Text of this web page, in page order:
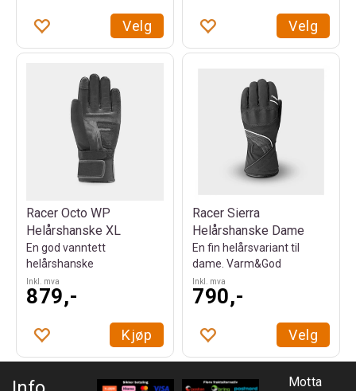
Velg Velg
Racer Octo WP
Helårshanske XL
En god vanntett
helårshanske
Inkl. mva
879,-
Kjøp
Racer Sierra
Helårshanske Dame
En fin helårsvariant til
dame. Varm&God
Inkl. mva
790,-
Velg
Motta